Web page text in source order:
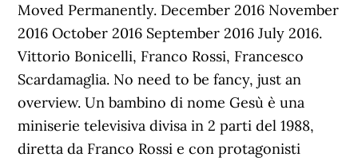
Moved Permanently. December 2016 November
2016 October 2016 September 2016 July 2016.
Vittorio Bonicelli, Franco Rossi, Francesco
Scardamaglia. No need to be fancy, just an
overview. Un bambino di nome Gesù è una
miniserie televisiva divisa in 2 parti del 1988,
diretta da Franco Rossi e con protagonisti